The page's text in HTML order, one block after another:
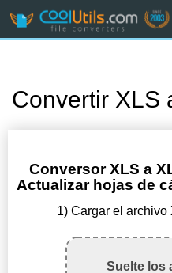
Convertir XLS
Conversor XLS a
Actualizar hojas de
1) Cargar el
Suelte los